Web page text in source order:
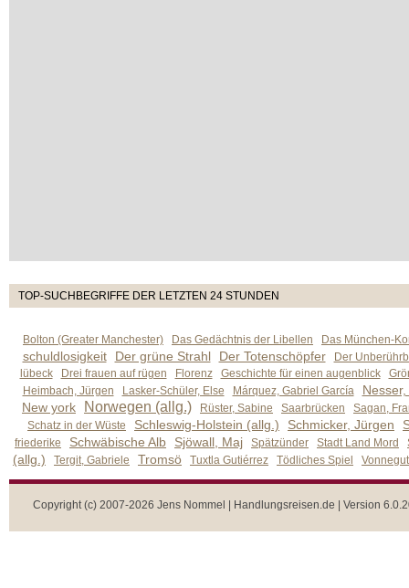
TOP-SUCHBEGRIFFE DER LETZTEN 24 STUNDEN
Bolton (Greater Manchester) Das Gedächtnis der Libellen Das München-
schuldlosigkeit Der grüne Strahl Der Totenschöpfer
Der
lübeck
Drei frauen auf rügen Florenz Geschichte für einen augenblick
Heimbach, Jürgen
Lasker-Schüler, Else Márquez, Gabriel García
New york
Norwegen (allg.) Rüster, Sabine Saarbrücken
Sagan,
Schatz in der Wüste
Schleswig-Holstein (allg.) Schmicker, Jürgen
friederike Schwäbische Alb Sjöwall, Maj Spätzünder Stadt Land Mord
(allg.) Tergit, Gabriele Tromsö Tuxtla Gutiérrez Tödliches Spiel
Copyright (c) 2007-2026 Jens Nommel | Handlungsreisen.de | Version